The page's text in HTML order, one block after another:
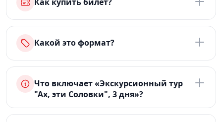
Какой это формат?
Что включает «Экскурсионный тур
"Ах, эти Соловки", 3 дня»?